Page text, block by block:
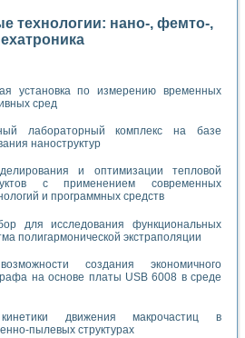
технологии: нано-, фемто-,
установка по измерению временных
сред
лабораторный комплекс на базе
наноструктур
и оптимизации тепловой
с применением современных
и программных средств
для исследования функциональных
полигармонической экстраполяции
создания экономичного
на основе платы USB 6008 в среде
кинетики движения макрочастиц в
пылевых структурах